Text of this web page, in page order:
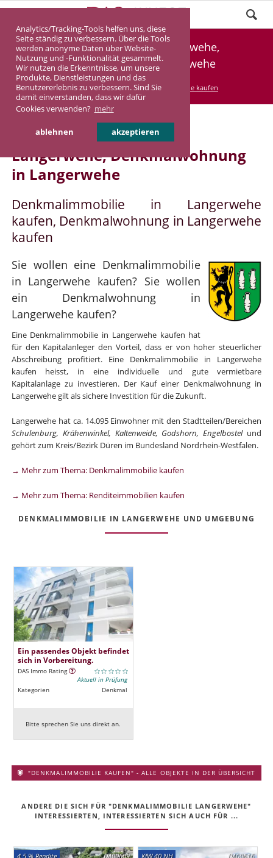
Analytics/Tracking-Tools helfen uns, diese
Seite ständig zu verbessern. Über die Tools
werden anonyme Daten über Website-
Nutzung und -Funktionalität gesammelt.
Wir nutzen die Erkenntnisse, um unsere
Produkte, Dienstleistungen und das
Benutzererlebnis zu verbessern. Sind Sie
damit einverstanden, dass wir dafür
Cookies verwenden? mehr
ablehnen akzeptieren
Denkmalimmobilie Langerwehe,
Denkmalwohnung Langerwehe
DASINVEST Service Denkmalimmobilie kaufen
Denkmalimmobilie in
Langerwehe, Denkmalwohnung
in Langerwehe
Denkmalimmobilie in Langerwehe
kaufen, Denkmalwohnung in Langerwehe
kaufen
Sie wollen eine Denkmalimmobilie
in Langerwehe kaufen? Sie wollen
ein Denkmalwohnung in
Langerwehe kaufen?
Eine Denkmalimmobilie in Langerwehe kaufen hat
für den Kapitalanleger den Vorteil, dass er von hoher steuerlicher
Abschreibung profitiert. Eine Denkmalimmobilie in Langerwehe
kaufen heisst, in eine individuelle und gute vermietbare
Kapitalanlage zu investieren. Der Kauf einer Denkmalwohnung in
Langerwehe gilt als sichere Investition für die Zukunft.
Langerwehe hat ca. 14.095 Einwohner mit den Stadtteilen/Bereichen
Schulenburg, Krähenwinkel, Kaltenweide, Godshorn, Engelbostelund
gehört zum Kreis/Bezirk Düren im Bundesland Nordrhein-Westfalen.
→ Mehr zum Thema: Denkmalimmobilie kaufen
→ Mehr zum Thema: Renditeimmobilien kaufen
DENKMALIMMOBILIE IN LANGERWEHE UND UMGEBUNG
Ein passendes Objekt befindet
sich in Vorbereitung.
DAS Immo Rating
Aktuell in Prüfung
Kategorien
Denkmal
Bitte sprechen Sie uns direkt an.
"DENKMALIMMOBILIE KAUFEN" - ALLE OBJEKTE IN DER ÜBERSICHT
ANDERE DIE SICH FÜR "DENKMALIMMOBILIE LANGERWEHE"
INTERESSIERTEN, INTERESSIERTEN SICH AUCH FÜR ...
DA00609
4,5 % Rendite DA00616
KfW 40 NH